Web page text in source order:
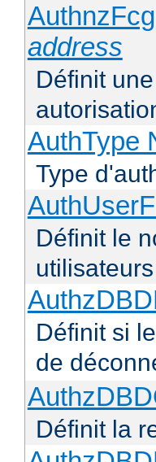
address
Définit
AuthType
Type
Définit le
Définit si
de
Définit la